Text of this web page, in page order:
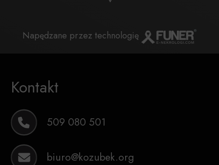
Napędzane przez technologię
Kontakt
509 080 501
biuro@kozubek.org